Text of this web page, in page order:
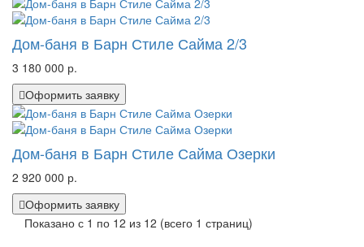
Дом-баня в Барн Стиле Сайма 2/3
3 180 000 р.
Оформить заявку
Дом-баня в Барн Стиле Сайма Озерки
2 920 000 р.
Оформить заявку
Показано с 1 по 12 из 12 (всего 1 страниц)